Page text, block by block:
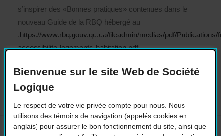
Bienvenue sur le site Web de Société
Logique
Le respect de votre vie privée compte pour nous. Nous
utilisons des témoins de navigation (appelés cookies en
anglais) pour assurer le bon fonctionnement du site, ainsi que
s’inspirer des «Bonnes pratiques» contenues dans le
nouveau Guide de la RBQ hébergé au
:https://www.rbq.gouv.qc.ca/fileadmin/medias/pdf/Publications/
accessibilite-logements-habitation.pdf